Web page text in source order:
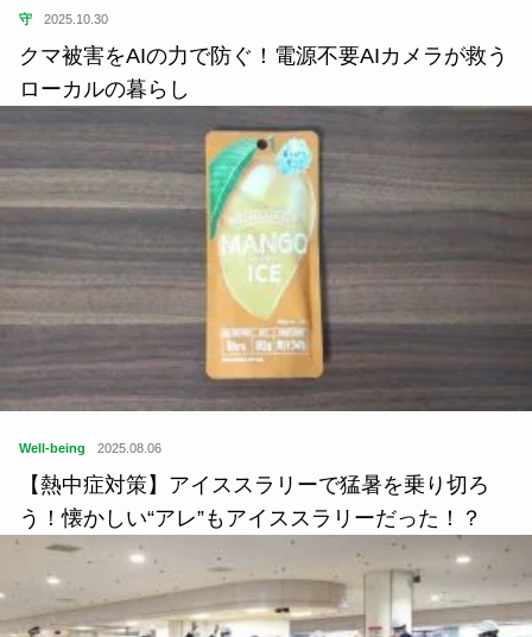
守 2025.10.30
クマ被害をAIの力で防ぐ！電源不要AIカメラが救う
ローカルの暮らし
Well-being 2025.08.06
【熱中症対策】アイススラリーで猛暑を乗り切ろ
う！懐かしい“アレ”もアイススラリーだった！？